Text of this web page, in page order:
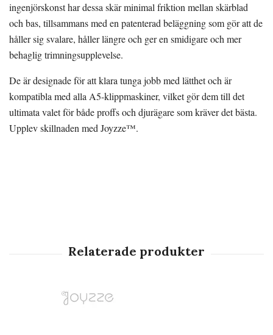
ingenjörskonst har dessa skär minimal friktion mellan skärblad
och bas, tillsammans med en patenterad beläggning som gör att de
håller sig svalare, håller längre och ger en smidigare och mer
behaglig trimningsupplevelse.
De är designade för att klara tunga jobb med lätthet och är
kompatibla med alla A5-klippmaskiner, vilket gör dem till det
ultimata valet för både proffs och djurägare som kräver det bästa.
Upplev skillnaden med Joyzze™.